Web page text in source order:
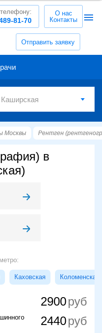
Отправить заявку
81-70
О нас
Контакты
Москвы Рентген
в
Каховская Коломенская
2900
2440